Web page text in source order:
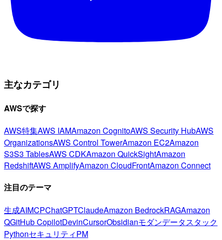
主なカテゴリ
AWSで探す
AWS特集AWS IAMAmazon CognitoAWS Security HubAWS
OrganizationsAWS Control TowerAmazon EC2Amazon
S3S3 TablesAWS CDKAmazon QuickSightAmazon
RedshiftAWS AmplifyAmazon CloudFrontAmazon Connect
注目のテーマ
生成AIMCPChatGPTClaudeAmazon BedrockRAGAmazon
QGitHub CopilotDevinCursorObsidianモダンデータスタック
PythonセキュリティPM